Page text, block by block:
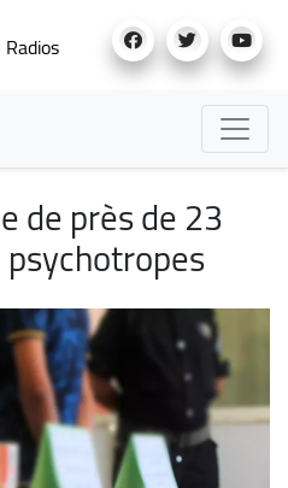
au
Radios
de près de 23